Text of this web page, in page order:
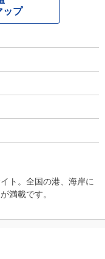
ップ
ト。全国の港、海岸に
満載です。